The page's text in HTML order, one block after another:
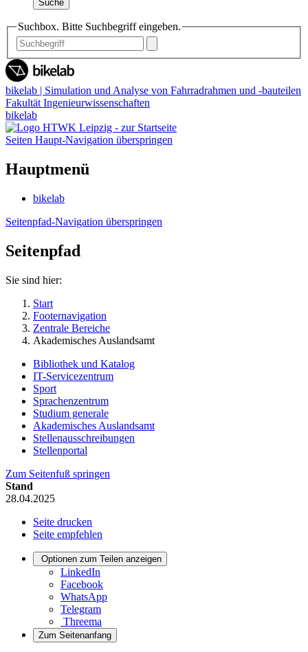
Suche
Suchbox. Bitte Suchbegriff eingeben.
bikelab | Simulation und Analyse von Fahrradrahmen und -bauteilen
Fakultät Ingenieurwissenschaften
bikelab
Seiten Haupt-Navigation überspringen
Hauptmenü
bikelab
Seitenpfad-Navigation überspringen
Seitenpfad
Sie sind hier:
Start
Footernavigation
Zentrale Bereiche
Akademisches Auslandsamt
Bibliothek und Katalog
IT-Servicezentrum
Sport
Sprachenzentrum
Studium generale
Akademisches Auslandsamt
Stellenausschreibungen
Stellenportal
Zum Seitenfuß springen
Stand
28.04.2025
Seite drucken
Seite empfehlen
Optionen zum Teilen anzeigen
LinkedIn
Facebook
WhatsApp
Telegram
Threema
Zum Seitenanfang